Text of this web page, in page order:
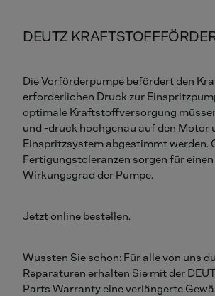
DEUTZ
Die Vorförderpumpe befördert den
erforderlichen Druck zur
optimale Kraftstoffversorgung
und -druck hochgenau auf den Motor
Einspritzsystem abgestimmt werden.
Fertigungstoleranzen sorgen für einen
Wirkungsgrad der Pumpe.
Jetzt online bestellen.
Wussten Sie schon: Für alle von uns
Reparaturen erhalten Sie mit der
Parts Warranty eine verlängerte